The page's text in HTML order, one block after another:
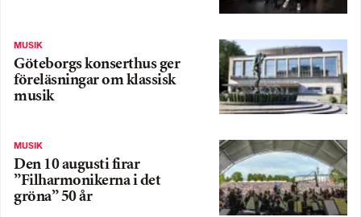
MUSIK
Göteborgs konserthus ger
föreläsningar om klassisk
musik
MUSIK
Den 10 augusti firar
”Filharmonikerna i det
gröna” 50 år